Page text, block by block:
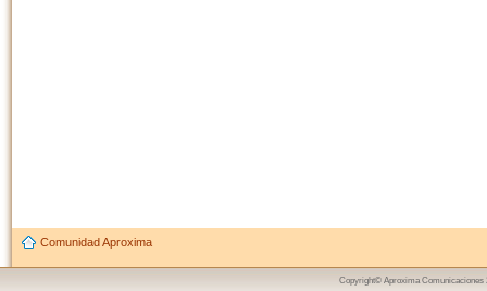
Comunidad Aproxima
Copyright© Aproxima Comunicaciones